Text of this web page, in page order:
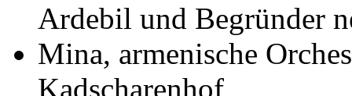
Ardebil und Begründer
Mina, armenische
Kadscharenhof